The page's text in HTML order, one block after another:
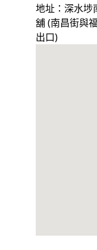
地址：深水埗
舖 (南昌街與
出口)